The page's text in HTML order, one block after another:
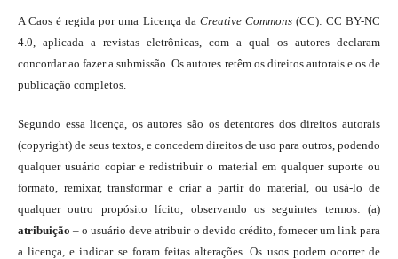
A Caos é regida por uma Licença da Creative Commons(CC): CC BY-NC
4.0, aplicada a revistas eletrônicas, com a qual os autores declaram
concordar ao fazer a submissão. Os autores retêm os direitos autorais e os de
publicação completos.
Segundo essa licença, os autores são os detentores dos direitos autorais
(copyright) de seus textos, e concedem direitos de uso para outros, podendo
qualquer usuário copiar e redistribuir o material em qualquer suporte ou
formato, remixar, transformar e criar a partir do material, ou usá-lo de
qualquer outro propósito lícito, observando os seguintes termos: (a)
atribuição – o usuário deve atribuir o devido crédito, fornecer um link para
a licença, e indicar se foram feitas alterações. Os usos podem ocorrer de